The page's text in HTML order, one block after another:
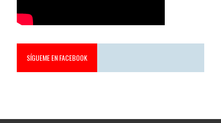
SÍGUEME EN FACEBOOK